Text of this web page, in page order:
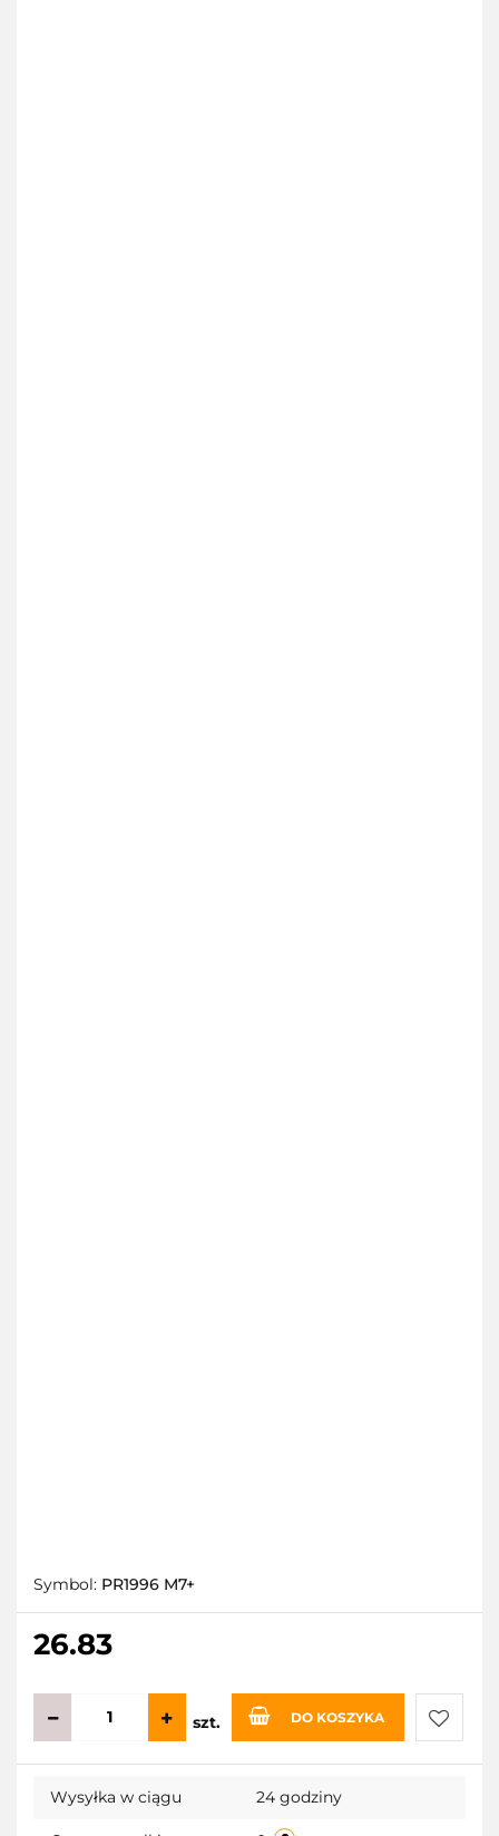
Symbol: PR1996 M7+
26.83
szt. DO KOSZYKA
Do
Wysyłka w ciągu 24 godziny